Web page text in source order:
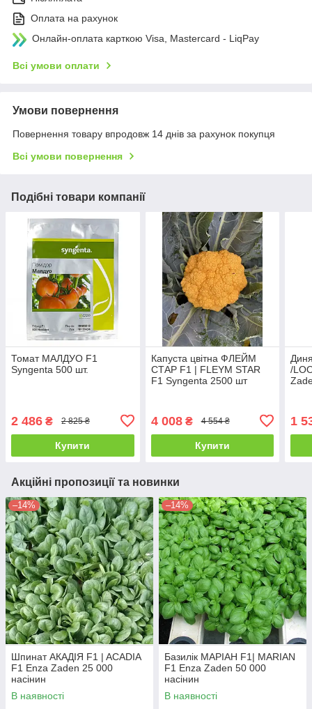
Оплата на рахунок
Онлайн-оплата карткою Visa, Mastercard - LiqPay
Всі умови оплати
Умови повернення
Повернення товару впродовж 14 днів за рахунок покупця
Всі умови повернення
Подібні товари компанії
Томат МАЛДУО F1
Syngenta 500 шт.
2 486 ₴ 2 825 ₴
Купити
Капуста цвітна ФЛЕЙМ
СТАР F1 | FLEYM STAR
F1 Syngenta 2500 шт
4 008₴ 4 554 ₴
Купити
/
1
Акційні пропозиції та новинки
–14%
Шпинат АКАДІЯ F1 | ACADIA
F1 Enza Zaden 25 000
насінин
В наявності
–14%
Базилік МАРІАН F1| MARIAN
F1 Enza Zaden 50 000
насінин
В наявності